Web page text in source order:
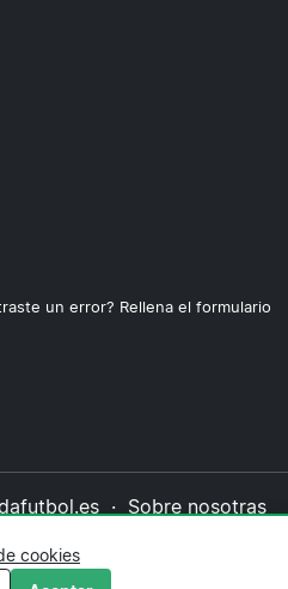
un error? Rellena el formulario
· Sobre nosotras
editorial
cookies